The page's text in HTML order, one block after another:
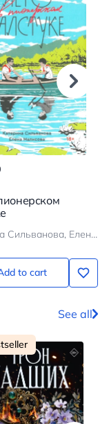
Катерина Сильванова, Елена Малисова
to cart
See all